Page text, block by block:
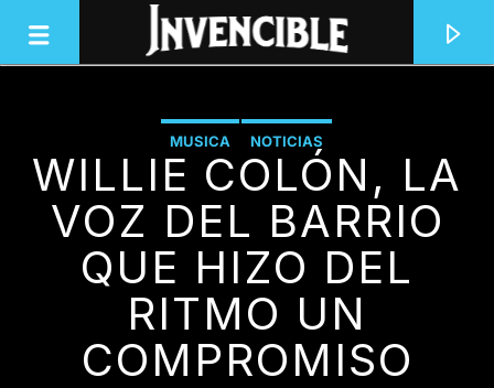
INVENCIBLE RADIO
JUNTOS SOMOS INVENCIBLES
MUSICA NOTICIAS
WILLIE COLÓN, LA
VOZ DEL BARRIO
QUE HIZO DEL
RITMO UN
COMPROMISO